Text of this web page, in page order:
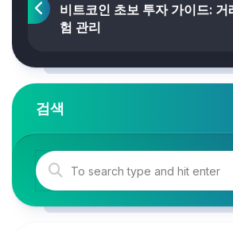
비트코인 초보 투자 가이드: 거
험 관리
검색